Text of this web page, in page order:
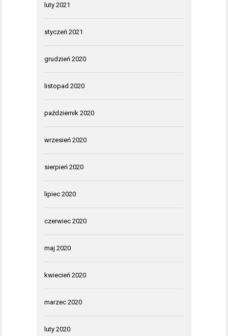
luty 2021
styczeń 2021
grudzień 2020
listopad 2020
październik 2020
wrzesień 2020
sierpień 2020
lipiec 2020
czerwiec 2020
maj 2020
kwiecień 2020
marzec 2020
luty 2020